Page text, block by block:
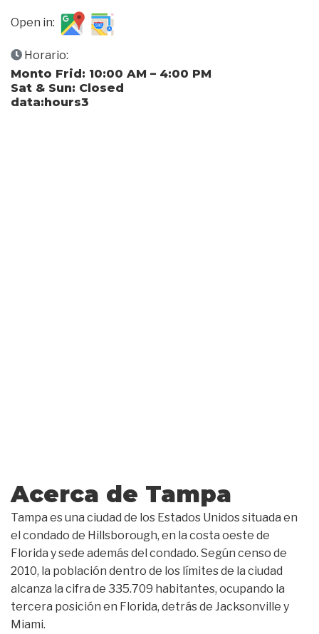
Open in:
Horario:
Monto Frid: 10:00 AM – 4:00 PM
Sat & Sun: Closed
data:hours3
Acerca de Tampa
Tampa es una ciudad de los Estados Unidos situada en
el condado de Hillsborough, en la costa oeste de
Florida y sede además del condado. Según censo de
2010, la población dentro de los límites de la ciudad
alcanza la cifra de 335.709 habitantes,​ ocupando la
tercera posición en Florida, detrás de Jacksonville y
Miami.